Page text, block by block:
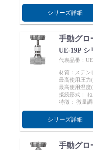
シリーズ詳細
手動グロ
UE-19P シ
代表品番：
材質：ステン
最高使用圧力
最高使用温
接続形式：
特徴： 微量
シリーズ詳細
手動グロ